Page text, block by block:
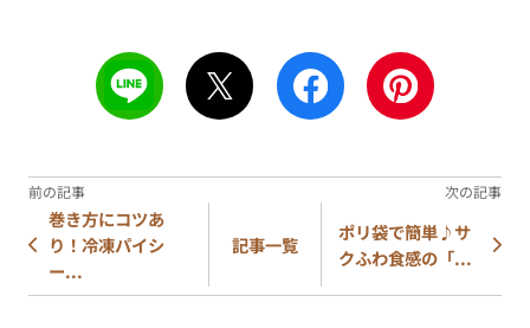
巻き方にコツあ
り！冷凍パイシ
ー...
記事一覧
ポリ袋で簡単♪サ
クふわ食感の「...